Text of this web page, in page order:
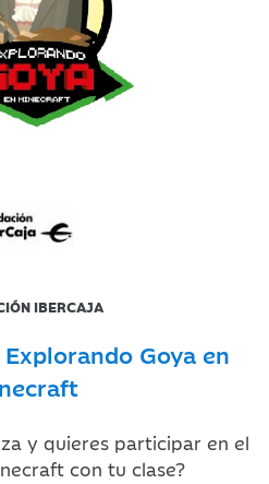
IBERCAJA
Goya en
y quieres participar en el
con tu clase?